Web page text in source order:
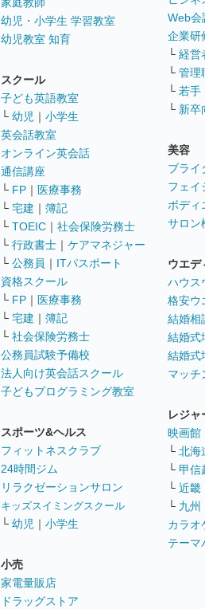
幼児・小学生 学習教室
幼児教室 知育
スクール
子ども英語教室
└ 幼児 ｜ 小学生
英会話教室
オンライン英会話
通信講座
└ FP ｜ 医療事務
└ 宅建 ｜ 簿記
└ TOEIC ｜ 社会保険労務士
└ 行政書士 ｜ ケアマネジャー
└ 公務員 ｜ ITパスポート
資格スクール
└ FP ｜ 医療事務
└ 宅建 ｜ 簿記
└ 社会保険労務士
公務員試験予備校
法人向け英会話スクール
子どもプログラミング教室
スポーツ&ヘルス
フィットネスクラブ
24時間ジム
リラクゼーションサロン
キッズスイミングスクール
└ 幼児 ｜ 小学生
小売
家電量販店
ドラッグストア
Web会
企業研
└ 経営
└ 管理
└ 若手
└ 新卒
美容
ブライ
フェイ
ボディ
サロン
ウエデ
ハウス
格安ウ
結婚相
結婚式
結婚式
マッチ
レジャ
映画館
└ 北海
└ 甲信
└ 近畿
└ 九州
カラオ
テーマ